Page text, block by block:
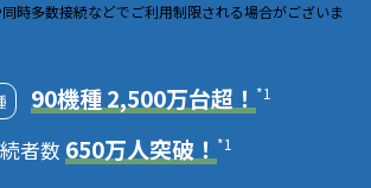
時多数接続などでご利用制限される場合がございま
90機種 2,500万台超！ *1
者数 650万人突破！ *1